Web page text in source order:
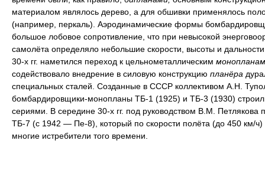
материалом являлось дерево, а для обшивки применялось
(например, перкаль). Аэродинамические формы
большое лобовое сопротивление, что при невысокой
самолёта определяло небольшие скорости, высоты и
30-х гг. наметился переход к цельнометаллическим
содействовало внедрение в силовую конструкцию планёра
специальных сталей. Созданные в СССР коллективом А.Н.
бомбардировщики-монопланы ТБ-1 (1925) и ТБ-3 (1930)
сериями. В середине 30-х гг. под руководством В.М. Петлякова
ТБ-7 (с 1942 — Пе-8), который по скорости полёта (до 450 км/ч)
многие истребители того времени.